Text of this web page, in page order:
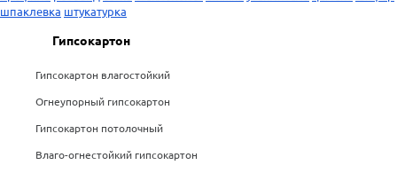
шпаклевка штукатурка
Гипсокартон
Гипсокартон влагостойкий
Огнеупорный гипсокартон
Гипсокартон потолочный
Влаго-огнестойкий гипсокартон